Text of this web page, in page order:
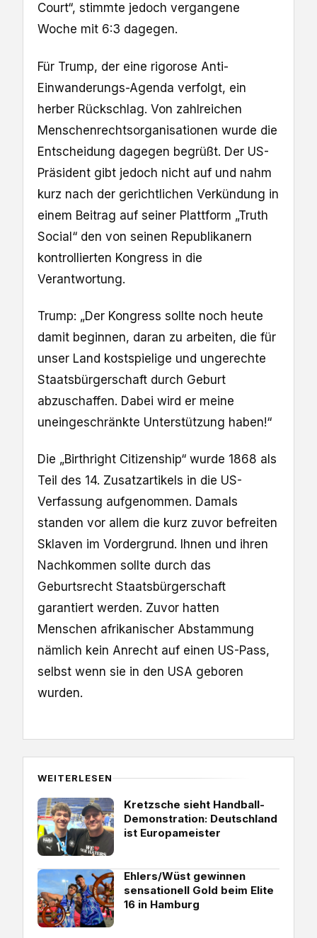
Court“, stimmte jedoch vergangene
Woche mit 6:3 dagegen.
Für Trump, der eine rigorose Anti-
Einwanderungs-Agenda verfolgt, ein
herber Rückschlag. Von zahlreichen
Menschenrechtsorganisationen wurde die
Entscheidung dagegen begrüßt. Der US-
Präsident gibt jedoch nicht auf und nahm
kurz nach der gerichtlichen Verkündung in
einem Beitrag auf seiner Plattform „Truth
Social“ den von seinen Republikanern
kontrollierten Kongress in die
Verantwortung.
Trump: „Der Kongress sollte noch heute
damit beginnen, daran zu arbeiten, die für
unser Land kostspielige und ungerechte
Staatsbürgerschaft durch Geburt
abzuschaffen. Dabei wird er meine
uneingeschränkte Unterstützung haben!“
Die „Birthright Citizenship“ wurde 1868 als
Teil des 14. Zusatzartikels in die US-
Verfassung aufgenommen. Damals
standen vor allem die kurz zuvor befreiten
Sklaven im Vordergrund. Ihnen und ihren
Nachkommen sollte durch das
Geburtsrecht Staatsbürgerschaft
garantiert werden. Zuvor hatten
Menschen afrikanischer Abstammung
nämlich kein Anrecht auf einen US-Pass,
selbst wenn sie in den USA geboren
wurden.
WEITERLESEN
Kretzsche sieht Handball-
Demonstration: Deutschland
ist Europameister
Ehlers/Wüst gewinnen
sensationell Gold beim Elite
16 in Hamburg